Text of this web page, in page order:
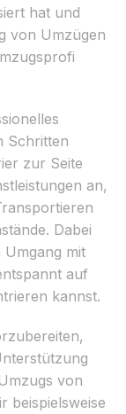
hat und
von Umzügen
Schritten
zur Seite
an,
Dabei
mit
auf
kannst.
von
beispielsweise